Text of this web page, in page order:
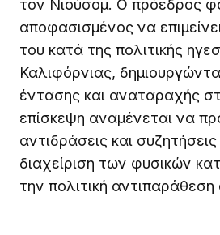
τον Νιούσομ. Ο πρόεδρος
αποφασισμένος να
του κατά της πολιτικής
Καλιφόρνιας,
έντασης και αναταραχής
επίσκεψη αναμένεται να
αντιδράσεις και
διαχείριση των φυσικών
την πολιτική αντιπαράθεση